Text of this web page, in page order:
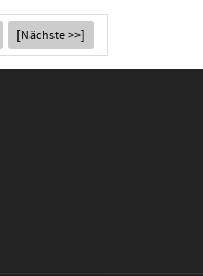
[Nächste >>]